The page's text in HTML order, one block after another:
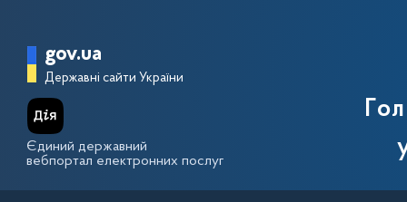
Головна сторінка Державної
gov.ua
Державні сайти України
Єдиний державний
вебпортал електронних послуг